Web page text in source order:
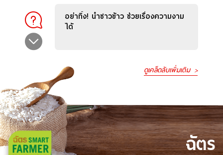
อย่าทิ้ง! น้ำซาวข้าว ช่วยเรื่องความงาม
ได้
ดูเคล็ดลับเพิ่มเติม
ฉัตร